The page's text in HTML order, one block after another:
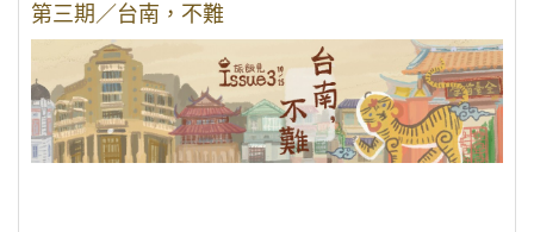
第三期／台南，不難